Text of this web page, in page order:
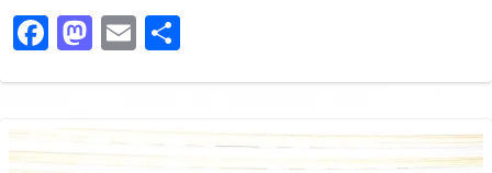
Facebook
Mastodon
Email